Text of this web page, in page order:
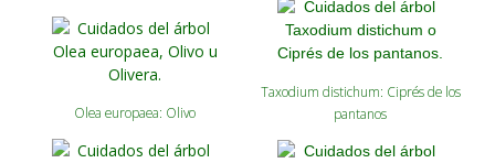
Olea europaea: Olivo
Taxodium distichum: Ciprés de los
pantanos